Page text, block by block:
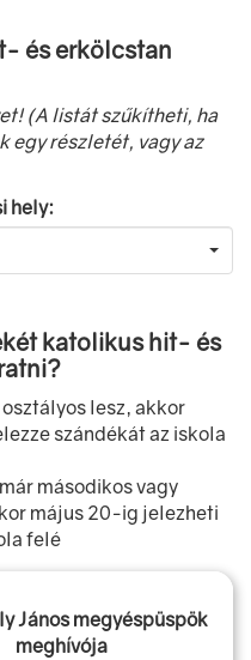
és erkölcstan
(A listát szűkítheti, ha
egy részletét, vagy az
hely:
katolikus hit- és
lesz, akkor
szándékát az iskola
másodikos vagy
május 20-ig jelezheti
felé
János megyéspüspök
meghívója